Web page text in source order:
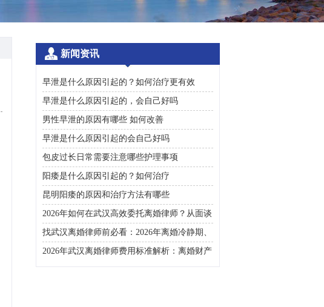
新闻资讯
早泄是什么原因引起的？如何治疗更有效
早泄是什么原因引起的，会自己好吗
男性早泄的原因有哪些 如何改善
早泄是什么原因引起的会自己好吗
包皮过长日常需要注意哪些护理事项
阳痿是什么原因引起的？如何治疗
昆明阳痿的原因和治疗方法有哪些
2026年如何在武汉高效委托离婚律师？从面谈
咨询到判决执行的完整避雷手册
找武汉离婚律师前必看：2026年离婚冷静期、
彩礼返还及房产分割高频问题汇总
2026年武汉离婚律师费用标准解析：离婚财产